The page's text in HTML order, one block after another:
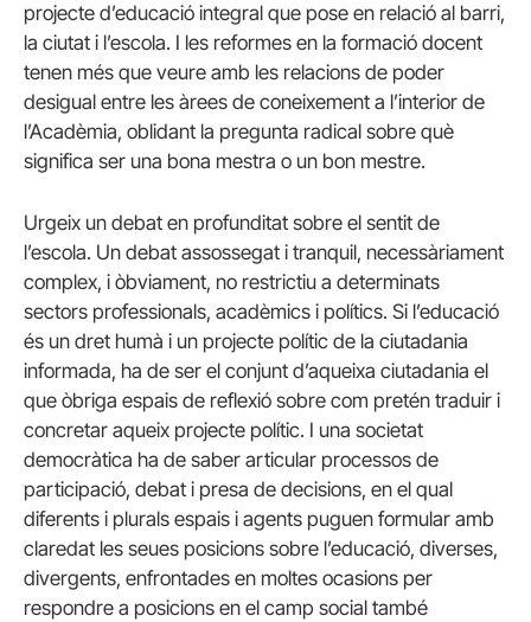
projecte d’educació integral que pose en relació al barri,
la ciutat i l’escola. I les reformes en la formació docent
tenen més que veure amb les relacions de poder
desigual entre les àrees de coneixement a l’interior de
l’Acadèmia, oblidant la pregunta radical sobre què
significa ser una bona mestra o un bon mestre.
Urgeix un debat en profunditat sobre el sentit de
l’escola. Un debat assossegat i tranquil, necessàriament
complex, i òbviament, no restrictiu a determinats
sectors professionals, acadèmics i polítics. Si l’educació
és un dret humà i un projecte polític de la ciutadania
informada, ha de ser el conjunt d’aqueixa ciutadania el
que òbriga espais de reflexió sobre com pretén traduir i
concretar aqueix projecte polític. I una societat
democràtica ha de saber articular processos de
participació, debat i presa de decisions, en el qual
diferents i plurals espais i agents puguen formular amb
claredat les seues posicions sobre l’educació, diverses,
divergents, enfrontades en moltes ocasions per
respondre a posicions en el camp social també